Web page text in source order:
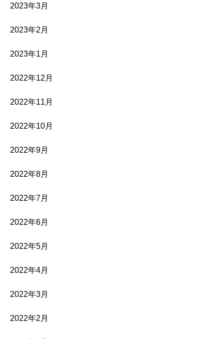
2023年3月
2023年2月
2023年1月
2022年12月
2022年11月
2022年10月
2022年9月
2022年8月
2022年7月
2022年6月
2022年5月
2022年4月
2022年3月
2022年2月